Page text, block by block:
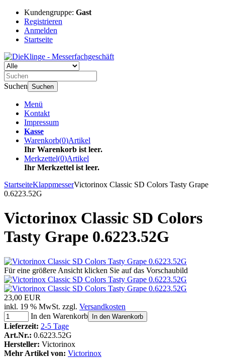
Kundengruppe: Gast
Registrieren
Anmelden
Startseite
Suchen Suchen
Menü
Kontakt
Impressum
Kasse
Warenkorb(0)Artikel
Ihr Warenkorb ist leer.
Merkzettel(0)Artikel
Ihr Merkzettel ist leer.
StartseiteKlappmesserVictorinox Classic SD Colors Tasty Grape
0.6223.52G
Victorinox Classic SD Colors
Tasty Grape 0.6223.52G
Für eine größere Ansicht klicken Sie auf das Vorschaubild
23,00 EUR
inkl. 19 % MwSt. zzgl. Versandkosten
In den Warenkorb
In den Warenkorb
Lieferzeit: 2-5 Tage
Art.Nr.: 0.6223.52G
Hersteller: Victorinox
Mehr Artikel von: Victorinox